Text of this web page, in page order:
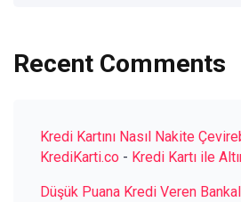
Recent Comments
Kredi Kartını Nasıl Nakite
KrediKarti.co - Kredi Kartı ile
Düşük Puana Kredi Veren